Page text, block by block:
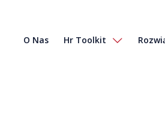
O Nas Hr Toolkit